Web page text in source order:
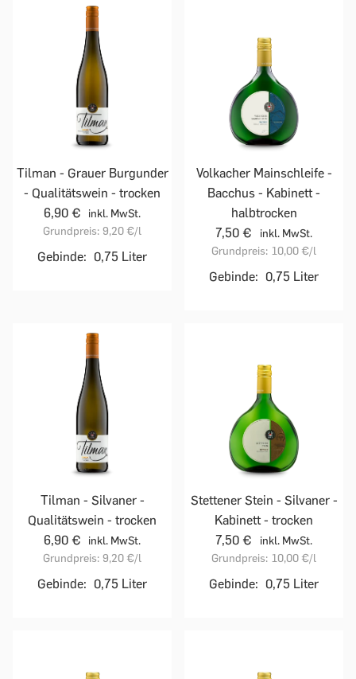
Tilman - Grauer Burgunder
- Qualitätswein - trocken
6,90 €
inkl. MwSt.
Grundpreis: 9,20 €/l
Gebinde: 0,75 Liter
Volkacher Mainschleife -
Bacchus - Kabinett -
halbtrocken
7,50 €
inkl. MwSt.
Grundpreis: 10,00 €/l
Gebinde: 0,75 Liter
Tilman - Silvaner -
Qualitätswein - trocken
6,90 €
inkl. MwSt.
Grundpreis: 9,20 €/l
Gebinde: 0,75 Liter
Stettener Stein - Silvaner -
Kabinett - trocken
7,50 €
inkl. MwSt.
Grundpreis: 10,00 €/l
Gebinde: 0,75 Liter